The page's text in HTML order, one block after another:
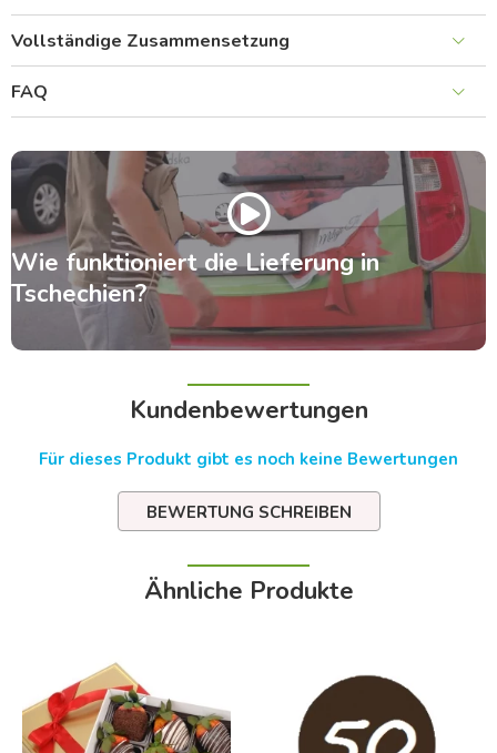
Vollständige Zusammensetzung
FAQ
Wie funktioniert die Lieferung in
Tschechien?
Kundenbewertungen
Für dieses Produkt gibt es noch keine Bewertungen
BEWERTUNG SCHREIBEN
Ähnliche Produkte